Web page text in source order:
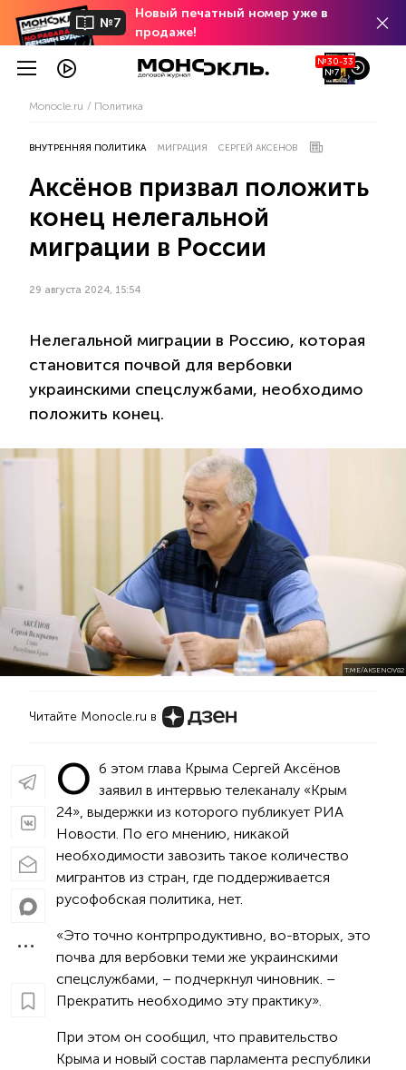
№7
Новый печатный номер уже в
продаже!
№30-33
№7
Monocle.ru Политика
ВНУТРЕННЯЯ ПОЛИТИКА МИГРАЦИЯ СЕРГЕЙ АКСЕНОВ
Аксёнов призвал положить
конец нелегальной
миграции в России
29 августа 2024, 15:54
Нелегальной миграции в Россию, которая
становится почвой для вербовки
украинскими спецслужбами, необходимо
положить конец.
T.ME/AKSENOV82
Читайте Monocle.ru в
О б этом глава Крыма Сергей Аксёнов
заявил в интервью телеканалу «Крым
24», выдержки из которого публикует РИА
Новости. По его мнению, никакой
необходимости завозить такое количество
мигрантов из стран, где поддерживается
русофобская политика, нет.
«Это точно контрпродуктивно, во-вторых, это
почва для вербовки теми же украинскими
спецслужбами, – подчеркнул чиновник. –
Прекратить необходимо эту практику».
При этом он сообщил, что правительство
Крыма и новый состав парламента республики